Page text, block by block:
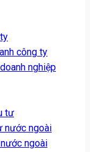
công ty
nghiệp
tư
nước ngoài
ngoài